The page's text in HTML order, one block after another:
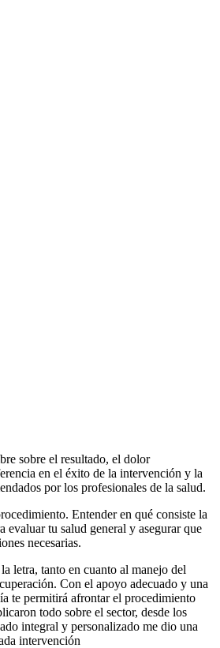
sobre el resultado, el dolor
en el éxito de la intervención y la
por los profesionales de la salud.
Entender en qué consiste la
evaluar tu salud general y asegurar que
necesarias.
letra, tanto en cuanto al manejo del
Con el apoyo adecuado y una
te permitirá afrontar el procedimiento
todo sobre el sector, desde los
integral y personalizado me dio una
intervención